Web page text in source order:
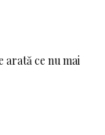
arată ce nu mai